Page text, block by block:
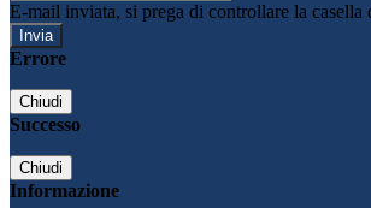
E-mail inviata, si prega di controllare la casella
Errore
Chiudi
Successo
Chiudi
Informazione